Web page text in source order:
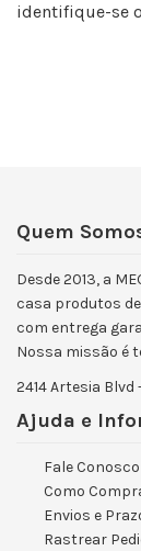
identifique-se
Quem
Desde 2013, a
casa produtos
com entrega
Nossa missão é
2414 Artesia Blvd
Ajuda e
Fale Conosco
Como
Envios e
Rastrear